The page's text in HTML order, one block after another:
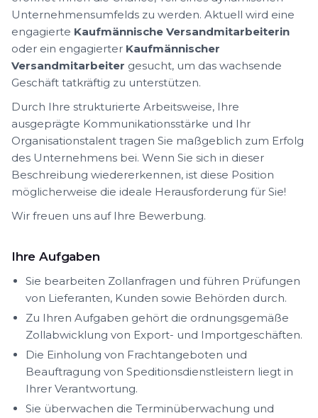
Unternehmensumfelds zu werden. Aktuell wird eine
engagierte Kaufmännische Versandmitarbeiterin
oder ein engagierter Kaufmännischer
Versandmitarbeiter gesucht, um das wachsende
Geschäft tatkräftig zu unterstützen.
Durch Ihre strukturierte Arbeitsweise, Ihre
ausgeprägte Kommunikationsstärke und Ihr
Organisationstalent tragen Sie maßgeblich zum Erfolg
des Unternehmens bei. Wenn Sie sich in dieser
Beschreibung wiedererkennen, ist diese Position
möglicherweise die ideale Herausforderung für Sie!
Wir freuen uns auf Ihre Bewerbung.
Ihre Aufgaben
Sie bearbeiten Zollanfragen und führen Prüfungen
von Lieferanten, Kunden sowie Behörden durch.
Zu Ihren Aufgaben gehört die ordnungsgemäße
Zollabwicklung von Export- und Importgeschäften.
Die Einholung von Frachtangeboten und
Beauftragung von Speditionsdienstleistern liegt in
Ihrer Verantwortung.
Sie überwachen die Terminüberwachung und